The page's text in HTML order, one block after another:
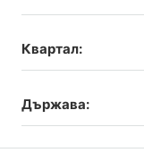
Квартал:
Държава: